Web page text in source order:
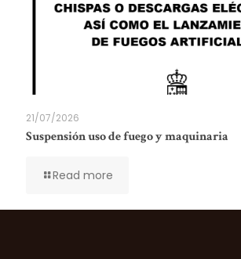
21/07/2026
Suspensión uso de fuego y maquinaria
Read more